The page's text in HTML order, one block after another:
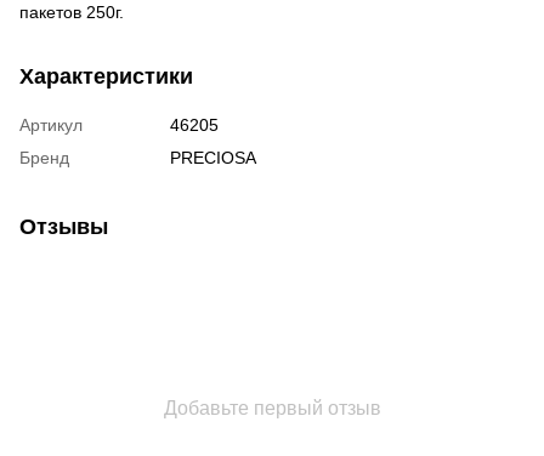
пакетов 250г.
Характеристики
Артикул
46205
Бренд
PRECIOSA
Отзывы
Добавьте первый отзыв